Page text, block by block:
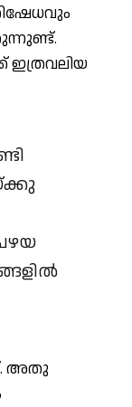
അതു